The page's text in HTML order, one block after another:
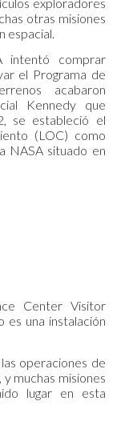
otras misiones
espacial.
intentó comprar
el Programa de
acabaron
Kennedy que
se estableció el
(LOC) como
NASA situado en
Center Visitor
es una instalación
operaciones de
muchas misiones
lugar en esta